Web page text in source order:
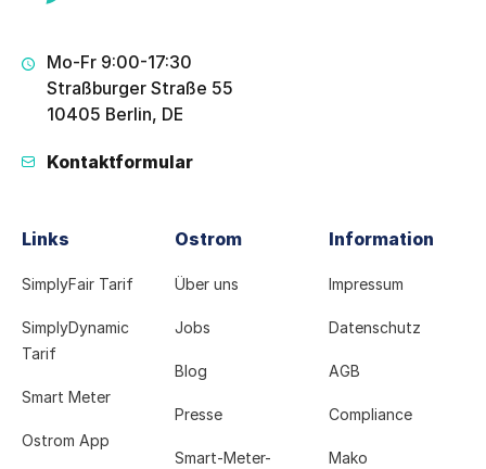
Mo-Fr 9:00-17:30
Straßburger Straße 55
10405 Berlin, DE
Kontaktformular
Links
SimplyFair Tarif
SimplyDynamic
Tarif
Smart Meter
Ostrom App
Ostrom
Über uns
Jobs
Blog
Presse
Smart-Meter-
Information
Impressum
Datenschutz
AGB
Compliance
Mako